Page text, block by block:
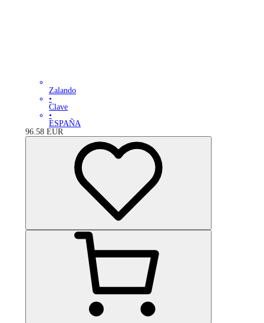
Zalando
•
Clave
•
ESPAÑA
96.58 EUR